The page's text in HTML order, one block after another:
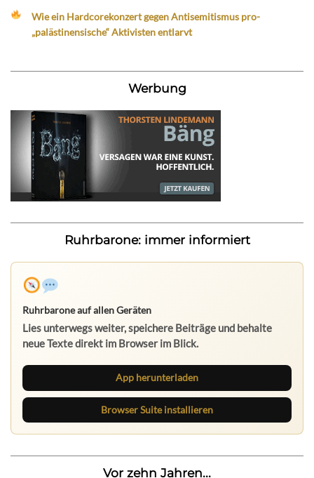
Wie ein Hardcorekonzert gegen Antisemitismus pro-
„palästinensische“ Aktivisten entlarvt
Werbung
Ruhrbarone: immer informiert
Ruhrbarone auf allen Geräten
Lies unterwegs weiter, speichere Beiträge und behalte
neue Texte direkt im Browser im Blick.
App herunterladen
Browser Suite installieren
Vor zehn Jahren...